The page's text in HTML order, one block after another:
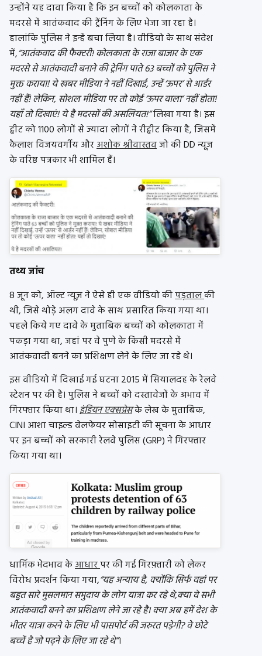
उन्होंने यह दावा किया है कि इन बच्चों को कोलकाता के
मदरसे में आतंकवाद की ट्रैंनिंग के लिए भेजा जा रहा है।
हालांकि पुलिस ने इन्हें बचा लिया है। वीडियो के साथ संदेश
में,“आतंकवाद की फैक्टरी! कोलकाता के राजा बाजार के एक
मदरसे से आतंकवादी बनाने की ट्रेनिंग पाते 63 बच्चों को पुलिस ने
मुक्त कराया! ये खबर मीडिया ने नहीं दिखाई, उन्हें ‘ऊपर’ से आर्डर
नहीं हैं! लेकिन, सोशल मीडिया पर तो कोई ‘ऊपर वाला’ नहीं होता!
यहाँ तो दिखाएं! ये है मदरसों की असलियत!”लिखा गया है। इस
ट्वीट को 1100 लोगों से ज्यादा लोगों ने रीट्वीट किया है, जिसमें
कैलाश विजयवर्गीय औरअशोक श्रीवास्तवजो की DD न्यूज़
के वरिष्ठ पत्रकार भी शामिल हैं।
तथ्य जांच
8 जून को, ऑल्ट न्यूज़ ने ऐसे ही एक वीडियो कीपड़तालकी
थी, जिसे थोड़े अलग दावे के साथ प्रसारित किया गया था।
पहले किये गए दावे के मुताबिक बच्चों को कोलकाता में
पकड़ा गया था, जहां पर वे पुणे के किसी मदरसे में
आतंकवादी बनने का प्रशिक्षण लेने के लिए जा रहे थे।
इस वीडियो में दिखाई गई घटना 2015 में सियालदह के रेलवे
स्टेशन पर की है। पुलिस ने बच्चों को दस्तावेजों के अभाव में
गिरफ्तार किया था।इंडियन एक्सप्रेसके लेख के मुताबिक,
CINI आशा चाइल्ड वेलफेयर सोसाइटी की सूचना के आधार
पर इन बच्चों को सरकारी रेलवे पुलिस (GRP) ने गिरफ्तार
किया गया था।
धार्मिक भेदभाव केआधारपर की गई गिरफ़्तारी को लेकर
विरोध प्रदर्शन किया गया,“यह अन्याय है, क्योंकि सिर्फ वहां पर
बहुत सारे मुसलमान समुदाय के लोग यात्रा कर रहे थे,क्या वे सभी
आतंकवादी बनने का प्रशिक्षण लेने जा रहे है। क्या अब हमें देश के
भीतर यात्रा करने के लिए भी पासपोर्ट की जरुरत पड़ेगी? वे छोटे
बच्चें है जो पढ़ने के लिए जा रहे थे”।